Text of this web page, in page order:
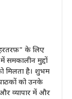
के लिए
मुद्दों
मिलता है। शुभम
को उनके
और व्यापार में और